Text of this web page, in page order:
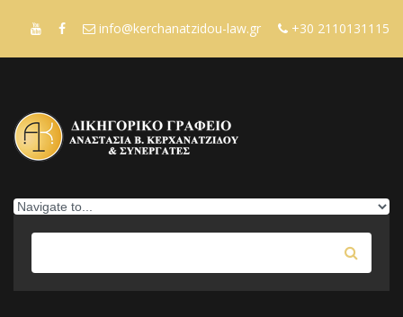
info@kerchanatzidou-law.gr
+30 2110131115
ΦΟΡΜΑ ΑΝΑΖΗΤΗΣΗΣ